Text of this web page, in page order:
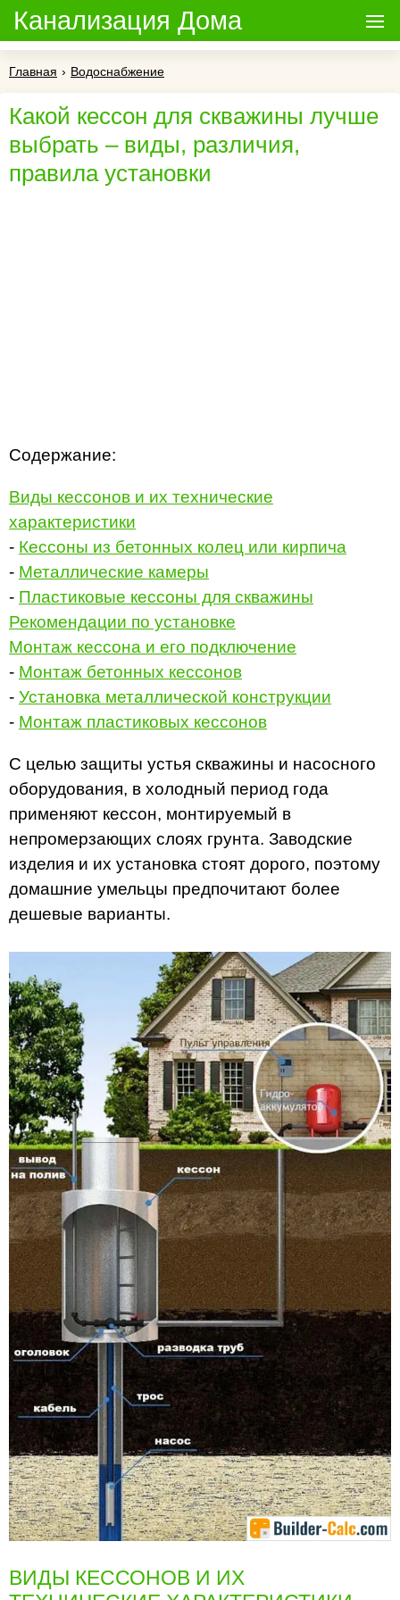
Канализация Дома
Главная › Водоснабжение
Какой кессон для скважины лучше
выбрать – виды, различия,
правила установки
Содержание:
Виды кессонов и их технические
характеристики
- Кессоны из бетонных колец или кирпича
- Металлические камеры
- Пластиковые кессоны для скважины
Рекомендации по установке
Монтаж кессона и его подключение
- Монтаж бетонных кессонов
- Установка металлической конструкции
- Монтаж пластиковых кессонов
С целью защиты устья скважины и насосного
оборудования, в холодный период года
применяют кессон, монтируемый в
непромерзающих слоях грунта. Заводские
изделия и их установка стоят дорого, поэтому
домашние умельцы предпочитают более
дешевые варианты.
ВИДЫ КЕССОНОВ И ИХ